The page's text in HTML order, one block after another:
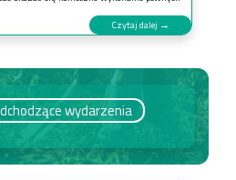
Czytaj dalej →
wydarzenia